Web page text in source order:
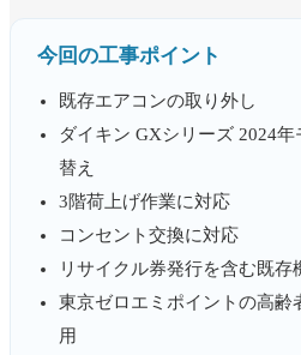
今回の工事ポイント
既存エアコンの取り外し
ダイキン GXシリーズ 2024
替え
3階荷上げ作業に対応
コンセント交換に対応
リサイクル券発行を含む既存
東京ゼロエミポイントの高齢
用